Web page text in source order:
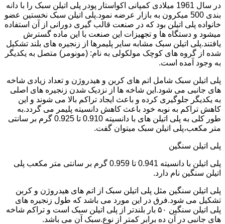
در سال 1961 میلادی کمپانی اکواستار پودر پلی اتیلن سبک را با دانه
بندی 500 میکرون به بازار عرضه نمود.پلی اتیلن سبک نخستین عضو
خانواده پلی اتیلن بود که در صنعت قالب گیری دورانی از آن استفاده
میشود و دستگاه ها و تجهیزات این صنعت با این ماده گسترش
یافتند.پلی اتیلن سبک مشابه سایر پلیمرها از زنجیره های بلند تشکیل
شده از گروه های کوچک مولکولی به نام: (مونومر) متصل به یکدیگر
به وجود آمده است.
پلی اتیلن سبک شامل اتم های کربن و هیدروژن و تعداد زیادی شاخه
های جانبی می شود.این شاخه ها از نزدیک شدن زنجیره های اصلی
به یکدیگر جلوگیری کرده و باعث ایجاد تراکم بالا می شوند و این
کاهش تراکم به نوبه خود باعث کاهش دانسیته پلیمر می گردد.به
طور کلی به پلی اتیلن های با دانسیته 0.910 تا 0.925 گرم بر سانتی
متر مکعب،پلی اتیلن سبک میتوان گفت.
پلی اتیلن سنگین
پلی اتیلن با دانسیته 0.941 تا 0.959 گرم بر سانتی متر مکعب پلی
اتیلن سنگین نام دارد.
پلی اتیلن سنگین مثل پلی اتیلن سبک از اتم های هیدروژن و کربن
تشکیل می شود.فرق در این مورد می باشد که طول زنجیره های
پلی اتیلن سنگین ۵۰ بار بلندتر از پلی اتیلن سبک است و تراکم شاخه
های جانبی در آن ده برابر کمتر از نوع.سبک آن می باشد.